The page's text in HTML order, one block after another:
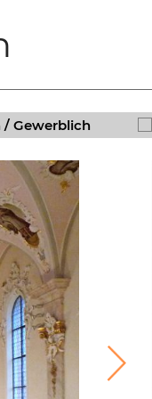
Gewerblich